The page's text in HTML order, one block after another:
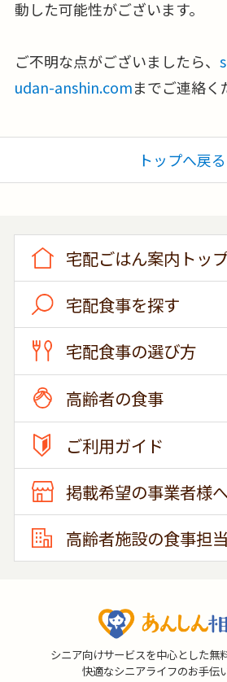
動した可能性がございます。
ご不明な点がございましたら、
udan-anshin.comまでご連絡く
トップへ戻る
宅配ごはん案内トッ
宅配食事を探す
宅配食事の選び方
高齢者の食事
ご利用ガイド
掲載希望の事業者様
高齢者施設の食事担
シニア向けサービスを中心とした無
快適なシニアライフのお手伝